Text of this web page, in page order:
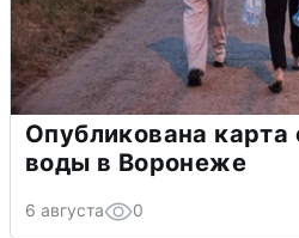
Опубликована карта
воды в Воронеже
6 августа 0